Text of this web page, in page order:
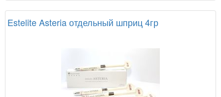
Estelite Asteria отдельный шприц 4гр